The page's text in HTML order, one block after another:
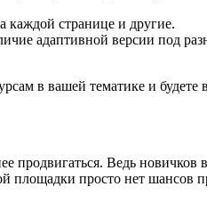
каждой странице и другие.
адаптивной версии под
в вашей тематике и будете
Ведь новичков
просто нет шансов